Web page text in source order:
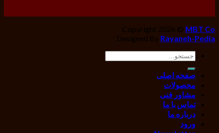
Copyright 2026 © MBT Co
Designed By Rayaneh-Pedia
جستجو
برای:
صفحه اصلی
محصولات
مشاور فنی
تماس با ما
درباره ما
ورود